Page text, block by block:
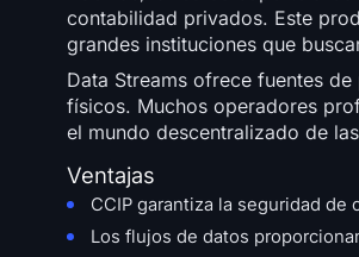
contabilidad privados. Este
grandes instituciones que
Data Streams ofrece fuentes
físicos. Muchos operadores
el mundo descentralizado de
Ventajas
CCIP garantiza la seguridad
Los flujos de datos